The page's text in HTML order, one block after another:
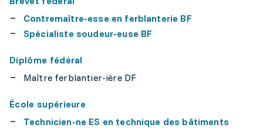
Contremaître-esse en ferblanterie BF
Spécialiste soudeur-euse BF
Diplôme fédéral
Maître ferblantier-ière DF
École supérieure
Technicien-ne ES en technique des bâtiments